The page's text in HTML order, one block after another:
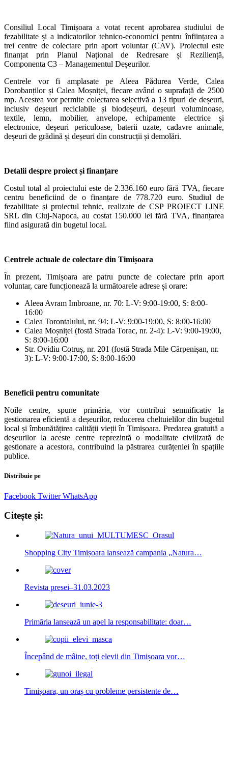
Consiliul Local Timișoara a votat recent aprobarea studiului de
fezabilitate și a indicatorilor tehnico-economici pentru înființarea a
trei centre de colectare prin aport voluntar (CAV). Proiectul este
finanțat prin Planul Național de Redresare și Reziliență,
Componenta C3 – Managementul Deșeurilor.
Centrele vor fi amplasate pe Aleea Pădurea Verde, Calea
Dorobanților și Calea Moșniței, fiecare având o suprafață de 2500
mp. Acestea vor permite colectarea selectivă a 13 tipuri de deșeuri,
inclusiv deșeuri reciclabile și biodeșeuri, deșeuri voluminoase,
textile, lemn, mobilier, anvelope, echipamente electrice și
electronice, deșeuri periculoase, baterii uzate, cadavre animale,
deșeuri de grădină și deșeuri din construcții și demolări.
Detalii despre proiect și finanțare
Costul total al proiectului este de 2.336.160 euro fără TVA, fiecare
centru beneficiind de o finanțare de 778.720 euro. Studiul de
fezabilitate și proiectul tehnic, realizate de CSP PROIECT LINE
SRL din Cluj-Napoca, au costat 150.000 lei fără TVA, finanțarea
fiind asigurată din bugetul local.
Centrele actuale de colectare din Timișoara
În prezent, Timișoara are patru puncte de colectare prin aport
voluntar, care funcționează la următoarele adrese și orare:
Aleea Avram Imbroane, nr. 70: L-V: 9:00-19:00, S: 8:00-
16:00
Calea Torontalului, nr. 94: L-V: 9:00-19:00, S: 8:00-16:00
Calea Moșniței (fostă Strada Torac, nr. 2-4): L-V: 9:00-19:00,
S: 8:00-16:00
Str. Ovidiu Cotruș, nr. 201 (fostă Strada Mile Cărpenișan, nr.
3): L-V: 9:00-17:00, S: 8:00-16:00
Beneficii pentru comunitate
Noile centre, spune primăria, vor contribui semnificativ la
gestionarea eficientă a deșeurilor, reducerea cheltuielilor din bugetul
local și îmbunătățirea calității vieții în Timișoara. Predarea gratuită a
deșeurilor la aceste centre reprezintă o modalitate civilizată de
gestionare a acestora, contribuind la păstrarea curățeniei în spațiile
publice.
Distribuie pe
Facebook Twitter WhatsApp
Citește și:
Shopping City Timișoara lansează campania „Natura…
Revista presei–31.03.2023
Primăria lansează un apel la responsabilitate: doar…
Începând de mâine, toți elevii din Timișoara vor…
Timișoara, un oraș cu probleme persistente de…